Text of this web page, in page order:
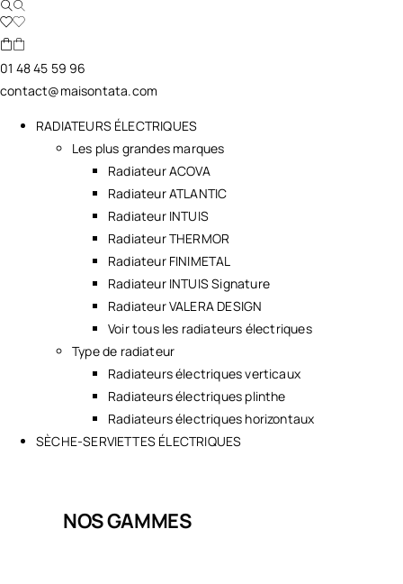
01 48 45 59 96
contact@maisontata.com
RADIATEURS ÉLECTRIQUES
Les plus grandes marques
Radiateur ACOVA
Radiateur ATLANTIC
Radiateur INTUIS
Radiateur THERMOR
Radiateur FINIMETAL
Radiateur INTUIS Signature
Radiateur VALERA DESIGN
Voir tous les radiateurs électriques
Type de radiateur
Radiateurs électriques verticaux
Radiateurs électriques plinthe
Radiateurs électriques horizontaux
SÈCHE-SERVIETTES ÉLECTRIQUES
NOS GAMMES